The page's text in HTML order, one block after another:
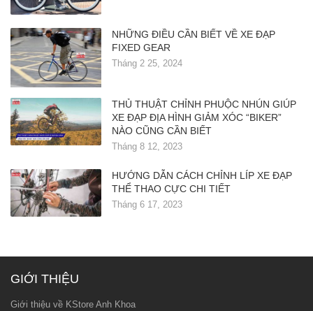
NHỮNG ĐIỀU CẦN BIẾT VỀ XE ĐẠP
FIXED GEAR
Tháng 2 25, 2024
THỦ THUẬT CHỈNH PHUỘC NHÚN GIÚP
XE ĐẠP ĐỊA HÌNH GIẢM XÓC “BIKER”
NÀO CŨNG CẦN BIẾT
Tháng 8 12, 2023
HƯỚNG DẪN CÁCH CHỈNH LÍP XE ĐẠP
THỂ THAO CỰC CHI TIẾT
Tháng 6 17, 2023
GIỚI THIỆU
Giới thiệu về KStore Anh Khoa